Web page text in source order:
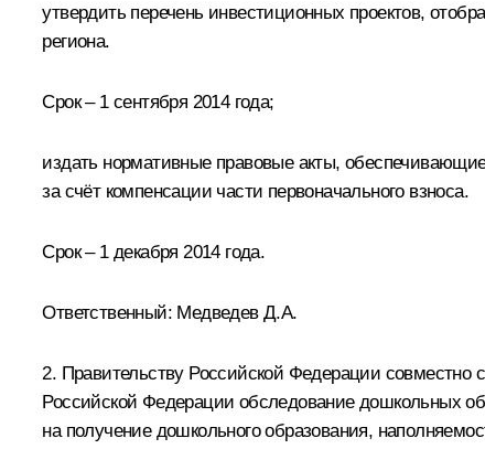
утвердить перечень инвестиционных проектов,
региона.
Срок – 1 сентября 2014 года;
издать нормативные правовые акты,
за счёт компенсации части первоначального взноса.
Срок – 1 декабря 2014 года.
Ответственный: Медведев Д.А.
2. Правительству Российской Федерации
Российской Федерации обследование дошкольных
на получение дошкольного образования,